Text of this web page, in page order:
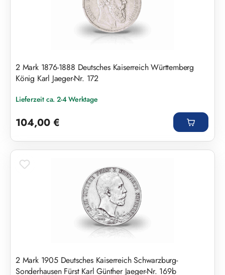
2 Mark 1876-1888 Deutsches Kaiserreich Württemberg
König Karl Jaeger-Nr. 172
Lieferzeit ca. 2-4 Werktage
104,00 €
2 Mark 1905 Deutsches Kaiserreich Schwarzburg-
Sonderhausen Fürst Karl Günther Jaeger-Nr. 169b